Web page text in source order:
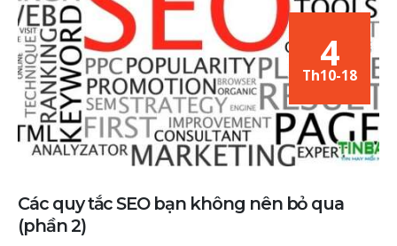
4
Th10-18
Các quy tắc SEO bạn không nên bỏ qua
(phần 2)